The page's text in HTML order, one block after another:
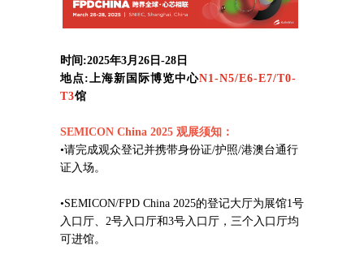
时间:2025年3月26日-28日
地点:上海新国际博览中心N1-N5/E6-E7/T0-
T3馆
SEMICON China 2025 观展须知：
•请完成观众登记并携带身份证/护照/港澳台通行
证入场。
•SEMICON/FPD China 2025的登记大厅为展馆1号
入口厅、2号入口厅和3号入口厅，三个入口厅均
可进馆。